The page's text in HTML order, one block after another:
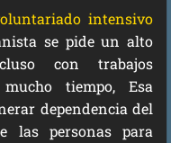
intensivo
se pide un alto
con trabajos
tiempo, Esa
dependencia del
las personas para